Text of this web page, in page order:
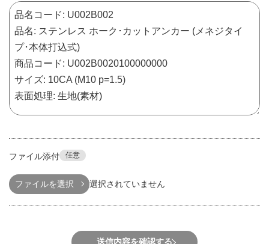
ファイル添付 任意
ファイルを選択 選択されていません
送信内容を確認する